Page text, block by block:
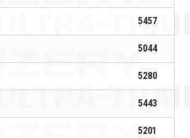
5457
5044
5280
5443
5201